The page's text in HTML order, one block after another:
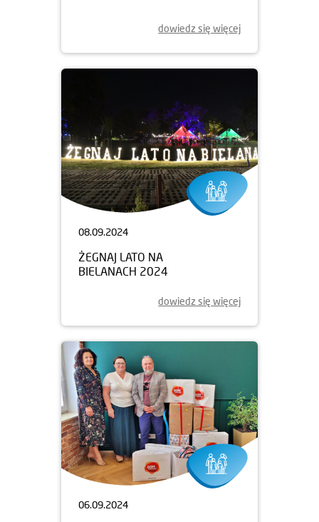
dowiedz się więcej
08.09.2024
ŻEGNAJ LATO NA
BIELANACH 2024
dowiedz się więcej
06.09.2024